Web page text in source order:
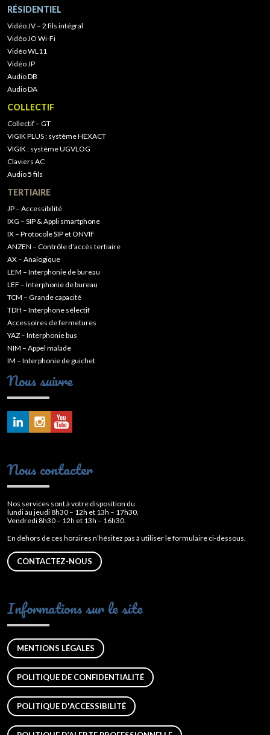
RÉSIDENTIEL
Vidéo JV – 2 fils intégral
Vidéo JO Wi-Fi
Vidéo WL11
Vidéo JP
Audio DB
Audio DA
COLLECTIF
Collectif – GT
VIGIK PLUS : système HEXACT
VIGIK : système UGVLOG
Claviers AC
Audio 5 fils
TERTIAIRE
JP – Accessibilité
IXG – SIP & Appli smartphone
IX – Protocole SIP et ONVIF
ANZEN – Contrôle d’accès tertiaire
AX – Analogique
LEM – Interphonie de bureau
LEF – Interphonie de bureau
TCM – Grande capacité
TDH – Interphone sélectif
Accessoires de fermetures
YAZ – Interphonie bus
NIM – Appel malade
IM – Interphonie de guichet
Nous suivre
Nous contacter
Nos services sont à votre disposition du
lundi au jeudi 8h30 – 12h et 13h – 17h30.
Vendredi 8h30 – 12h et 13h – 16h30.
En dehors de ces horaires n’hésitez pas à utiliser le formulaire ci-dessous.
CONTACTEZ-NOUS
Informations sur le site
MENTIONS LÉGALES
POLITIQUE DE CONFIDENTIALITÉ
POLITIQUE D'ACCESSIBILITÉ